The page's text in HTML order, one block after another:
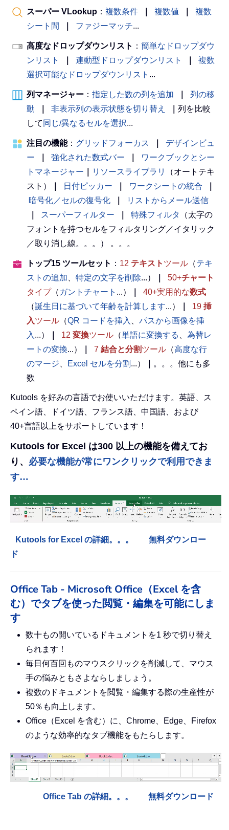
スーパー VLookup ： 複数条件 複数値
複数
シート間
ファジーマッチ...
高度なドロップダウンリスト ： 簡単なドロップダウ
ンリスト
連動型ドロップダウンリスト
複数
選択可能なドロップダウンリスト ...
列マネージャー ： 指定した数の列を追加
列の移
動
非表示列の表示状態を切り替え
列を比較
して 同じ/異なるセルを選択...
注目の機能： グリッドフォーカス
デザインビュ
ー
強化された数式バー
ワークブックとシー
トマネージャー
リソースライブラリ
（オートテキ
スト）
日付ピッカー ワークシートの統合
暗号化／セルの復号化
リストからメール送信
スーパーフィルター 特殊フィルタ
（太字の
フォントを持つセルをフィルタリング／イタリック
／取り消し線。。。） 。。。
トップ15 ツールセット ： 12 テキスト ツール （テキ
ストの追加
特定の文字を削除...） 50+チャート
タイプ（ ガントチャート ...） 40+実用的な数式
（誕生日に基づいて年齢を計算します...） 19 挿
入ツール （QR コードを挿入
パスから画像を挿
入 ...） 12 変換ツール （単語に変換する
為替レ
ートの変換...） 7 結合と分割ツール （高度な行
のマージ
Excel セルを分割 ...）
。。。他にも多
数
Kutools を好みの言語でお使いいただけます。英語、ス
ペイン語、ドイツ語、フランス語、中国語、および
40+言語以上をサポートしています！
Kutools for Excel は300 以上の機能を備えてお
り、 必要な機能が常にワンクリックで利用できま
す…
Kutools for Excel の詳細。。。
無料ダウンロー
ド
Office Tab - Microsoft Office（Excel を含
む）でタブを使った閲覧・編集を可能にしま
す
数十もの開いているドキュメントを1 秒で切り替え
られます！
毎日何百回ものマウスクリックを削減して、マウス
手の悩みともさよならしましょう。
複数のドキュメントを閲覧・編集する際の生産性が
50％も向上します。
Office（Excel を含む）に、Chrome、Edge、Firefox
のような効率的なタブ機能をもたらします。
Office Tab の詳細。。。 無料ダウンロード